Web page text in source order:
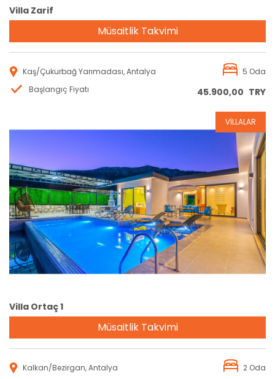
Villa Zarif
Müsaitlik Takvimi
Kaş/Çukurbağ Yarımadası, Antalya
5 Oda
Başlangıç Fiyatı
45.900,00 TRY
Rezervasyon
VİLLALAR
Villa Ortaç 1
Müsaitlik Takvimi
Kalkan/Bezirgan, Antalya
2 Oda